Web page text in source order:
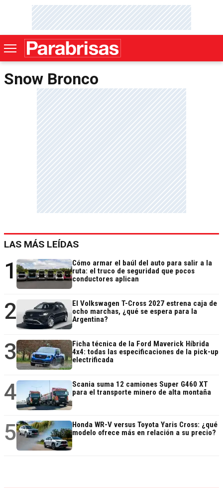
Snow Bronco
LAS MÁS LEÍDAS
1
Cómo armar el baúl del auto para salir a la
ruta: el truco de seguridad que pocos
conductores aplican
2
El Volkswagen T-Cross 2027 estrena caja de
ocho marchas, ¿qué se espera para la
Argentina?
3
Ficha técnica de la Ford Maverick Híbrida
4x4: todas las especificaciones de la pick-up
electrificada
4
Scania suma 12 camiones Super G460 XT
para el transporte minero de alta montaña
5
Honda WR-V versus Toyota Yaris Cross: ¿qué
modelo ofrece más en relación a su precio?